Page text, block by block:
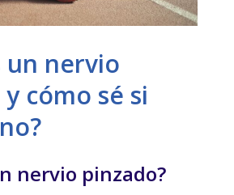
un nervio
cómo sé si
nervio pinzado?